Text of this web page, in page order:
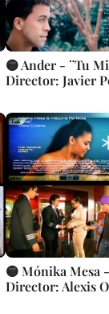
🟡 Ander - ¨Tu
Director: Javier
🟡 Mónika Mesa
Director: Alexis